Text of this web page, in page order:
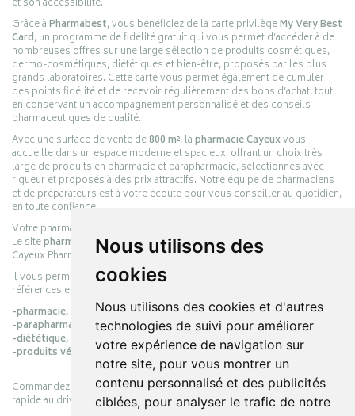
Nous utilisons des
cookies
Nous utilisons des cookies et d'autres
technologies de suivi pour améliorer
votre expérience de navigation sur
notre site, pour vous montrer un
contenu personnalisé et des publicités
ciblées, pour analyser le trafic de notre
et son accessibilité.
Grâce àPharmabest, vous bénéficiez de la carte privilègeMy Very Best
Card, un programme de fidélité gratuit qui vous permet d’accéder à de
nombreuses offres sur une large sélection de produits cosmétiques,
dermo-cosmétiques, diététiques et bien-être, proposés par les plus
grands laboratoires. Cette carte vous permet également de cumuler
des points fidélité et de recevoir régulièrement des bons d’achat, tout
en conservant un accompagnement personnalisé et des conseils
pharmaceutiques de qualité.
Avec une surface de vente de800 m², lapharmacie Cayeuxvous
accueille dans un espace moderne et spacieux, offrant un choix très
large de produits en pharmacie et parapharmacie, sélectionnés avec
rigueur et proposés à des prix attractifs. Notre équipe de pharmaciens
et de préparateurs est à votre écoute pour vous conseiller au quotidien,
en toute confiance.
Votre pharmacie en ligne :
Le sitepharmacie-cayeux.frest le prolongement digital de la pharmacie
Cayeux Pharmabest Berck-sur-Mer – Rang-du-Fliers.
Il vous permet de réaliser vos achats en ligne parmi des milliers de
références en :
-pharmacie,
-parapharmacie,
-diététique,
-produits vétérinaires.
Commandez simplement vos produits en ligne et choisissez le retrait
rapide au drive ou la livraison à domicile, en toute simplicité.